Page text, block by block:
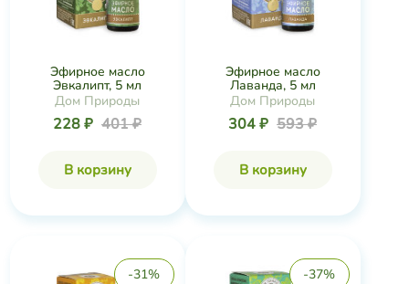
Эфирное масло
Эвкалипт, 5 мл
Дом Природы
228 ₽ 401 ₽
В корзину
Эфирное масло
Лаванда, 5 мл
Дом Природы
304 ₽ 593 ₽
В корзину
-31% -37%